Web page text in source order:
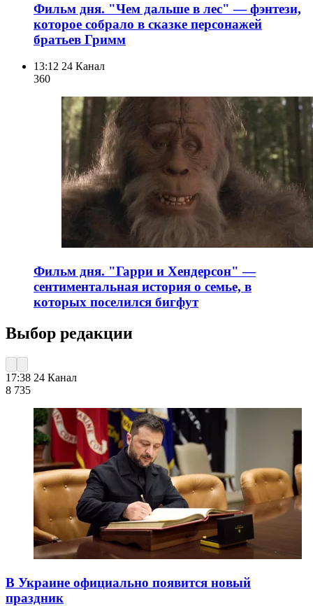
Фильм дня. "Чем дальше в лес" — фэнтези,
которое собрало в сказке персонажей
братьев Гримм
13:12 24 Канал
360
Фильм дня. "Гарри и Хендерсон" —
сентиментальная история о семье, в
которых поселился бигфут
Выбор редакции
17:38 24 Канал
8 735
В Украине официально появится новый
праздник